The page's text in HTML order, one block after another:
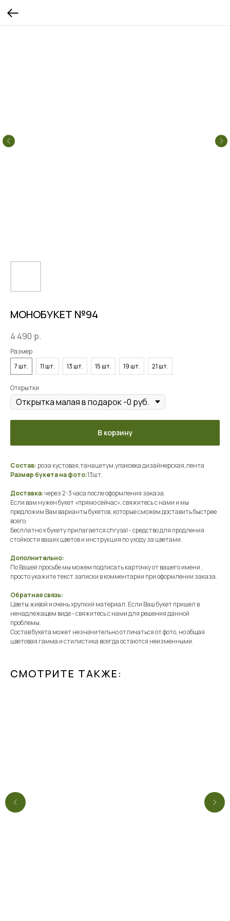
МОНОБУКЕТ №94
4 490 р.
Размер
7 шт.
11 шт. 13 шт. 15 шт. 19 шт. 21 шт.
Открытки
В корзину
Состав: роза кустовая,танацетум,упаковка дизайнерская,лента
Размер букета на фото:13шт.
Доставка:через 2-3 часа после оформления заказа.
Если вам нужен букет «прямо сейчас», свяжитесь с нами и мы
предложим Вам варианты букетов, которые сможем доставить быстрее
всего.
Бесплатно к букету прилагается chrysal - средство для продления
стойкости ваших цветов и инструкция по уходу за цветами.
Дополнительно:
По Вашей просьбе мы можем подписать карточку от вашего имени ,
просто укажите текст записки в комментарии при оформлении заказа.
Обратная связь:
Цветы живой и очень хрупкий материал. Если Ваш букет пришел в
ненадлежащем виде - свяжитесь с нами для решения данной
проблемы.
Состав букета может незначительно отличаться от фото, но общая
цветовая гамма и стилистика всегда остаются неизменными.
СМОТРИТЕ ТАКЖЕ: